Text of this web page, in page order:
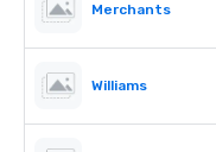
Merchants
Williams